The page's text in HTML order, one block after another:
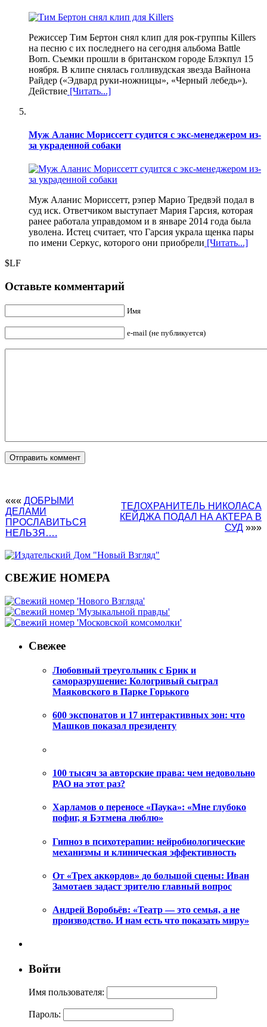
Режиссер Тим Бертон снял клип для рок-группы Killers
на песню с их последнего на сегодня альбома Battle
Born. Съемки прошли в британском городе Блэкпул 15
ноября. В клипе снялась голливудская звезда Вайнона
Райдер («Эдвард руки-ножницы», «Черный лебедь»).
Действие [Читать...]
Муж Аланис Мориссетт судится с экс-менеджером из-
за украденной собаки
Муж Аланис Мориссетт, рэпер Марио Тредвэй подал в
суд иск. Ответчиком выступает Мария Гарсия, которая
ранее работала управдомом и в январе 2014 года была
уволена. Истец считает, что Гарсия украла щенка пары
по имени Серкус, которого они приобрели [Читать...]
$LF
Оставьте комментарий
Имя
e-mail (не публикуется)
««« ДОБРЫМИ
ДЕЛАМИ
ПРОСЛАВИТЬСЯ
НЕЛЬЗЯ….
ТЕЛОХРАНИТЕЛЬ НИКОЛАСА
КЕЙДЖА ПОДАЛ НА АКТЕРА В
СУД »»»
СВЕЖИЕ НОМЕРА
Свежее
Любовный треугольник с Брик и
саморазрушение: Кологривый сыграл
Маяковского в Парке Горького
600 экспонатов и 17 интерактивных зон: что
Машков показал президенту
100 тысяч за авторские права: чем недовольно
РАО на этот раз?
Харламов о переносе «Паука»: «Мне глубоко
пофиг, я Бэтмена люблю»
Гипноз в психотерапии: нейробиологические
механизмы и клиническая эффективность
От «Трех аккордов» до большой сцены: Иван
Замотаев задаст зрителю главный вопрос
Андрей Воробьёв: «Театр — это семья, а не
производство. И нам есть что показать миру»
Войти
Имя пользователя:
Пароль: